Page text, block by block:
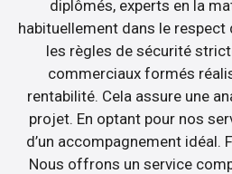
diplômés, experts en la
habituellement dans le
les règles de sécurité
commerciaux formés
rentabilité. Cela assure une
projet. En optant pour nos
d’un accompagnement idéal.
Nous offrons un service